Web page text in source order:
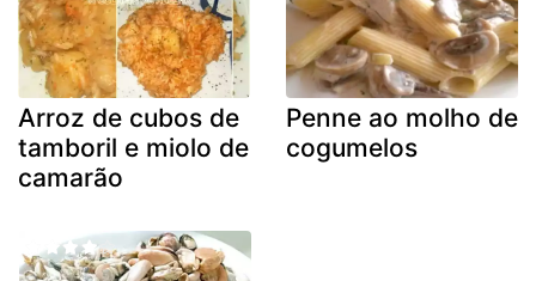
Arroz de cubos de
tamboril e miolo de
camarão
Penne ao molho de
cogumelos